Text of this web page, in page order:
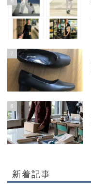
7
8
新着記事